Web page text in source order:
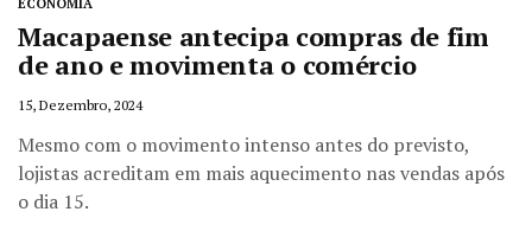
Macapaense antecipa compras de fim
de ano e movimenta o comércio
15, Dezembro, 2024
Mesmo com o movimento intenso antes do previsto,
lojistas acreditam em mais aquecimento nas vendas após
o dia 15.